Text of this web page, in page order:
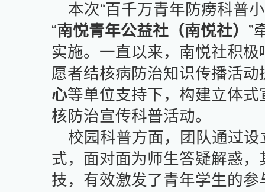
本次“百千万青年防痨科普
“南悦青年公益社（南悦社） ”
实施。一直以来，南悦社积
愿者结核病防治知识传播活动
心等单位支持下，构建立体
核防治宣传科普活动。
校园科普方面，团队通过
式，面对面为师生答疑解惑
技，有效激发了青年学生的